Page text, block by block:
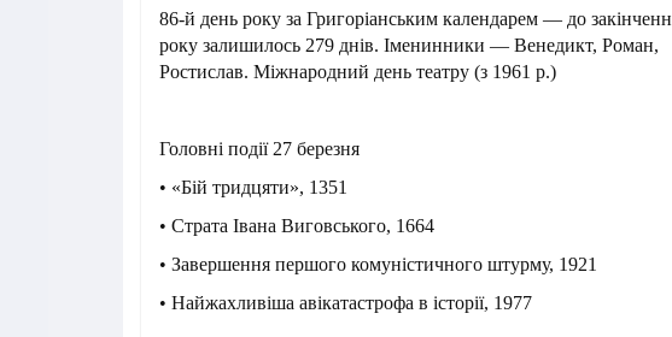
86-й день року за Григоріанським календарем — до
року залишилось 279 днів. Іменинники — Венедикт, Роман,
Ростислав. Міжнародний день театру (з 1961 р.)
Головні події 27 березня
• «Бій тридцяти», 1351
• Страта Івана Виговського, 1664
• Завершення першого комуністичного штурму, 1921
• Найжахливіша авікатастрофа в історії, 1977